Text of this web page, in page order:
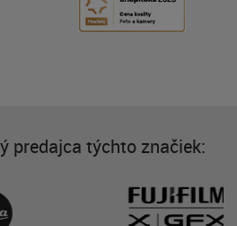
predajca týchto značiek: